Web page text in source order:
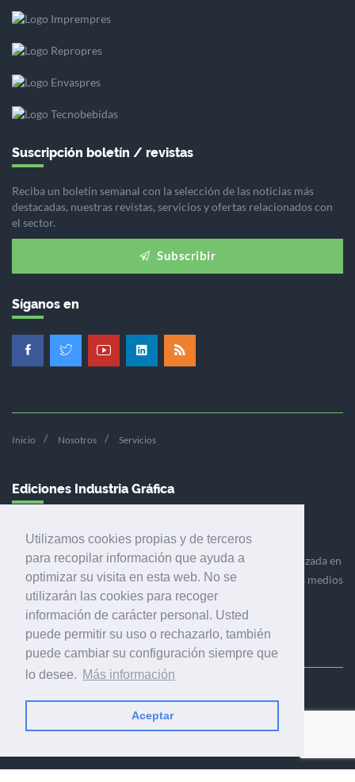
Utilizamos cookies propias y de terceros
para recopilar información que ayuda a
optimizar su visita en esta web. No se
utilizarán las cookies para recoger
información de carácter personal. Usted
puede permitir su uso o rechazarlo, también
puede cambiar su configuración siempre que
lo desee. Más información
Aceptar
Suscripción boletín / revistas
Reciba un boletín semanal con la selección de las noticias más
destacadas, nuestras revistas, servicios y ofertas relacionados con
el sector.
Subscribir
Síganos en
Inicio Nosotros Servicios
Ediciones Industria Gráfica
Ediciones Industria Gráfica es una empresa editora especializada en
el mercado de la comunicación gráfica que engloba diversos medios
profesionales especializados en el mercado gráfico, la
comunicación visual y el envasado.
Calle Fluvià 257, bajos, 08020 Barcelona (España)